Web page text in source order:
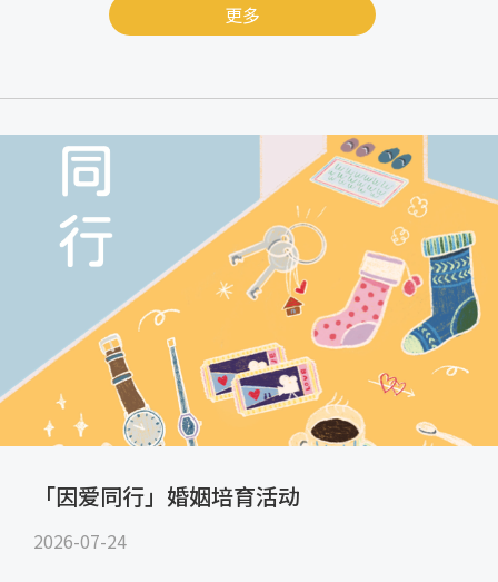
更多
「因爱同行」婚姻培育活动
2026-07-24